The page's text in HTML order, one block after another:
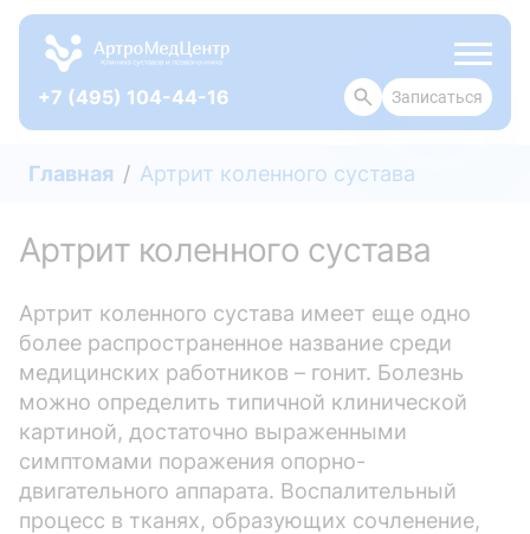
+7 (495) 104-44-16 Записаться
Главная
Артрит коленного сустава
Артрит коленного сустава
Артрит коленного сустава имеет еще одно
более распространенное название среди
медицинских работников – гонит. Болезнь
можно определить типичной клинической
картиной, достаточно выраженными
симптомами поражения опорно-
двигательного аппарата. Воспалительный
процесс в тканях, образующих сочленение,